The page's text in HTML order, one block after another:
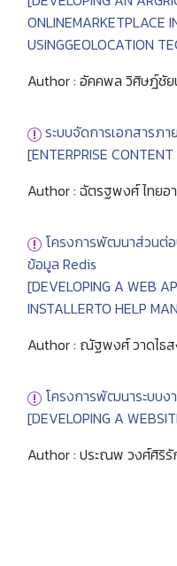
ONLINEMARKETPLACE
USINGGEOLOCATION
Author : อัคคพล วิศิษฎ์ชั
ระบบจัดการเอกสารภา
[ENTERPRISE
Author : ฉัตรฐพงศ์ ไทยอ
โครงการพัฒนาส่วนต่อ
ข้อมูล Redis
[DEVELOPING A WEB
INSTALLERTO HELP
Author : ณัฐพงศ์ วาดไธ
โครงการพัฒนาระบบง
[DEVELOPING A
Author : ประณพ วงศ์ศิริ